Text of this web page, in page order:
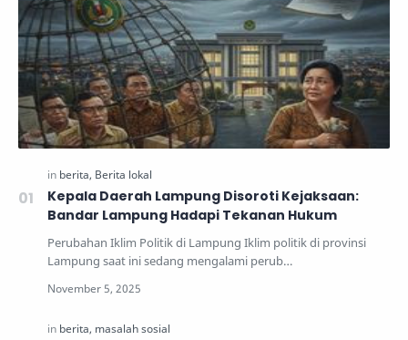
Kepala Daerah Lampung Disoroti Kejaksaan:
Bandar Lampung Hadapi Tekanan Hukum
Perubahan Iklim Politik di Lampung Iklim politik di provinsi
Lampung saat ini sedang mengalami perub…